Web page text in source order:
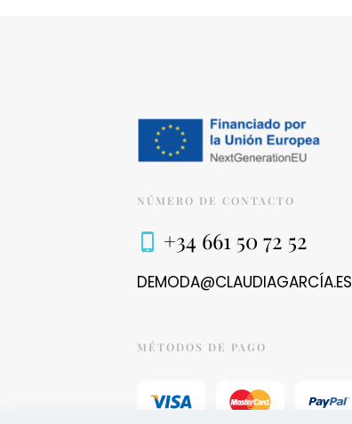
NÚMERO DE CONTACTO
+34 661 50 72 52
DEMODA@CLAUDIAGARCÍA.ES
MÉTODOS DE PAGO